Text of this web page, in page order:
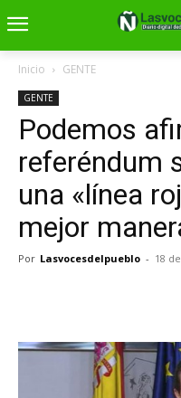
Inicio GENTE
GENTE
Podemos
referéndum
una «línea
mejor
Por Lasvocesdelpueblo - 18